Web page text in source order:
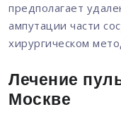
предполагает
ампутации части
хирургическом
Лечение
Москве